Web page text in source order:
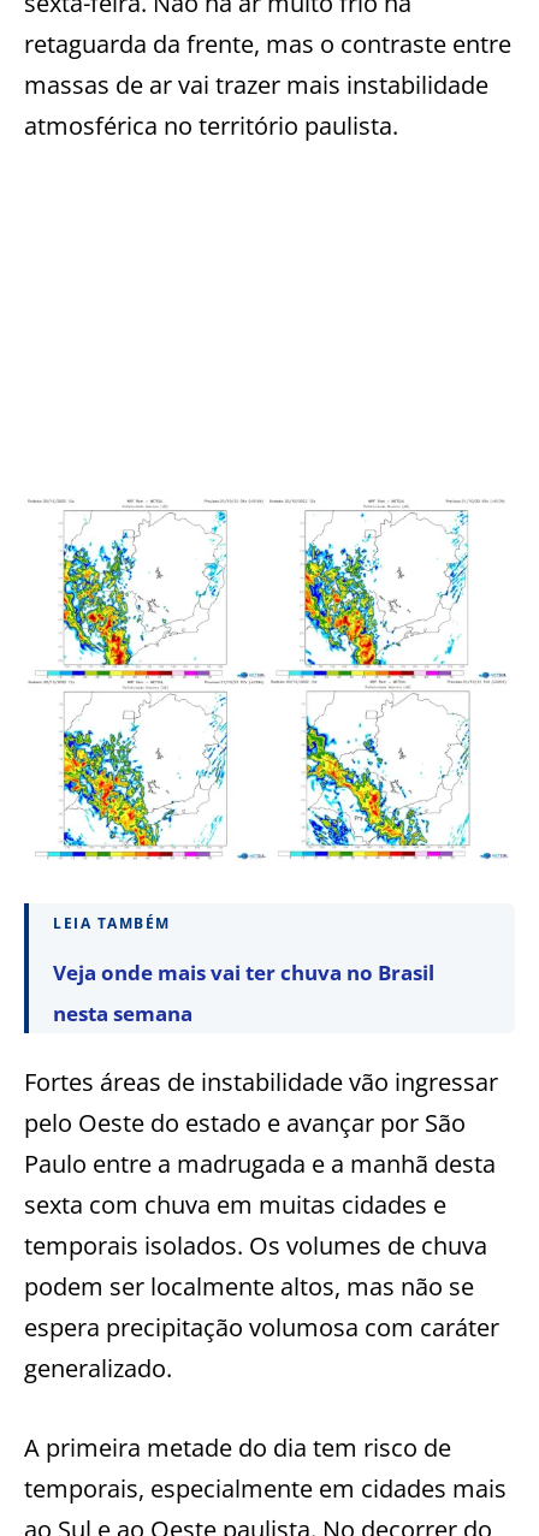
retaguarda da frente, mas o contraste entre
massas de ar vai trazer mais instabilidade
atmosférica no território paulista.
LEIA TAMBÉM
Veja onde mais vai ter chuva no Brasil
nesta semana
Fortes áreas de instabilidade vão ingressar
pelo Oeste do estado e avançar por São
Paulo entre a madrugada e a manhã desta
sexta com chuva em muitas cidades e
temporais isolados. Os volumes de chuva
podem ser localmente altos, mas não se
espera precipitação volumosa com caráter
generalizado.
A primeira metade do dia tem risco de
temporais, especialmente em cidades mais